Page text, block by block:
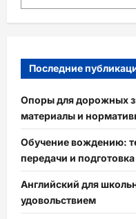
Последние
Опоры для дорожных
материалы и
Обучение вождению:
передачи и
Английский для
удовольствием